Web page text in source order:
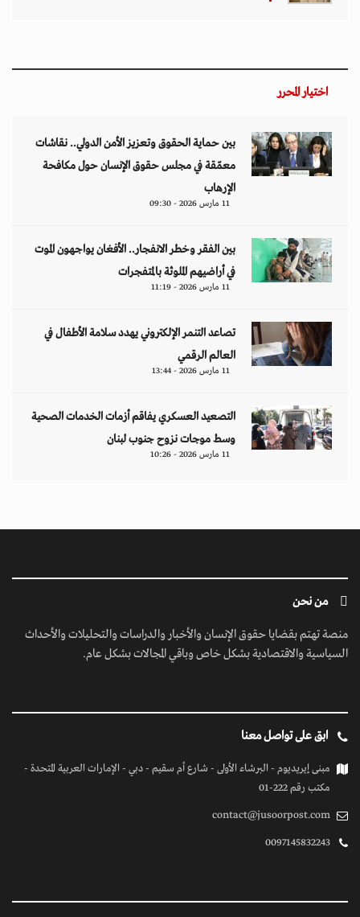
اختيار المحرر
بين حماية الحقوق وتعزيز الأمن الدولي.. نقاشات
معمّقة في مجلس حقوق الإنسان حول مكافحة
الإرهاب
11 مارس 2026 - 09:30
بين الفقر وخطر الانفجار.. الأفغان يواجهون الموت
في أراضيهم الملوثة بالمتفجرات
11 مارس 2026 - 11:19
تصاعد التنمر الإلكتروني يهدد سلامة الأطفال في
العالم الرقمي
11 مارس 2026 - 13:44
التصعيد العسكري يفاقم أزمات الخدمات الصحية
وسط موجات نزوح جنوب لبنان
11 مارس 2026 - 10:26
من نحن
منصة تهتم بقضايا حقوق الإنسان والأخبار والدراسات والتحليلات والأحداث
السياسية والاقتصادية بشكل خاص وباقي المجالات بشكل عام.
ابق على تواصل معنا
مبنى إيريديوم - البرشاء الأولى - شارع أم سقيم - دبي - الإمارات العربية المتحدة -
مكتب رقم 222-01
contact@jusoorpost.com
0097145832243